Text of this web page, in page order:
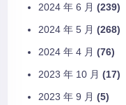
2024 年 6 月 (239)
2024 年 5 月 (268)
2024 年 4 月 (76)
2023 年 10 月 (17)
2023 年 9 月 (5)